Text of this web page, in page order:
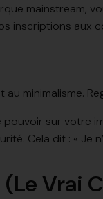
aux
au minimalisme.
sur votre
Cela dit : «
Vrai